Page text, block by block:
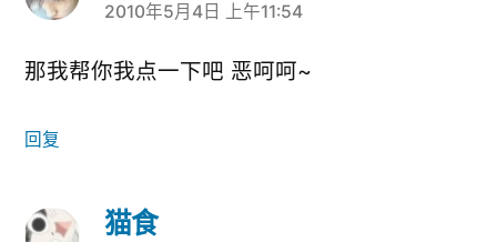
说：
2010年5月4日 上午11:54
那我帮你我点一下吧 恶呵呵~
回复
猫食